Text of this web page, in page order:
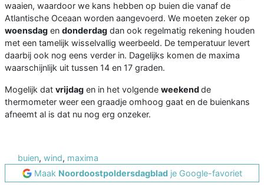
waaien, waardoor we kans hebben op buien die vanaf de
Atlantische Oceaan worden aangevoerd. We moeten zeker op
woensdag en donderdag dan ook regelmatig rekening houden
met een tamelijk wisselvallig weerbeeld. De temperatuur levert
daarbij ook nog eens verder in. Dagelijks komen de maxima
waarschijnlijk uit tussen 14 en 17 graden.
Mogelijk dat vrijdag en in het volgende weekendde
thermometer weer een graadje omhoog gaat en de buienkans
afneemt al is dat nu nog erg onzeker.
buien, wind, maxima
Maak Noordoostpoldersdagbladje Google-favoriet